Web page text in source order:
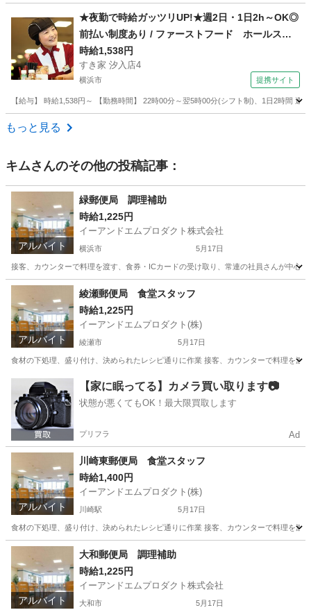
川和町駅 その他 スタッフ
★夜勤で時給ガッツリUP!★週2日・1日2h～OK◎
前払い制度あり / ファーストフード ホールスタ
ッフ
時給1,538円
すき家 汐入店4
横浜市 提携サイト
【給与】 時給1,538円～ 【勤務時間】 22時00分～翌5時00分(シフト制)、1日2時
神奈川 横浜市
もっと見る
キムさんのその他の投稿記事：
アルバイト
緑郵便局 調理補助
時給1,225円
イーアンドエムプロダクト株式会社
横浜市 5月17日
接客、カウンターで料理を渡す、食券・ICカードの受け取り、常連の社員さんが中心
神奈川 横浜市 キッチン
アルバイト
綾瀬郵便局 食堂スタッフ
時給1,225円
イーアンドエムプロダクト(株)
綾瀬市 5月17日
食材の下処理、盛り付け、決められたレシピ通りに作業 接客、カウンターで料理を
神奈川 キッチン スタッフ
【家に眠ってる】カメラ買い取ります📷
状態が悪くてもOK！最大限買取します
プリフラ Ad
アルバイト
川崎東郵便局 食堂スタッフ
時給1,400円
イーアンドエムプロダクト(株)
川崎駅 5月17日
食材の下処理、盛り付け、決められたレシピ通りに作業 接客、カウンターで料理を
神奈川 川崎市 川崎駅 飲食 スタッフ
アルバイト
大和郵便局 調理補助
時給1,225円
イーアンドエムプロダクト株式会社
大和市 5月17日